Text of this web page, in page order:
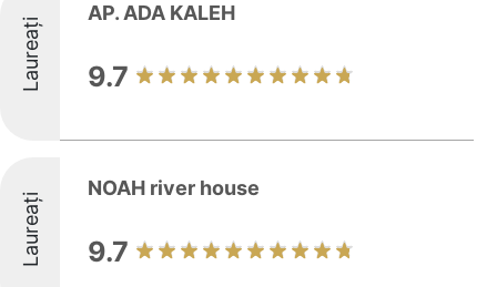
Laureați
AP. ADA KALEH
9.7
Laureați
NOAH river house
9.7